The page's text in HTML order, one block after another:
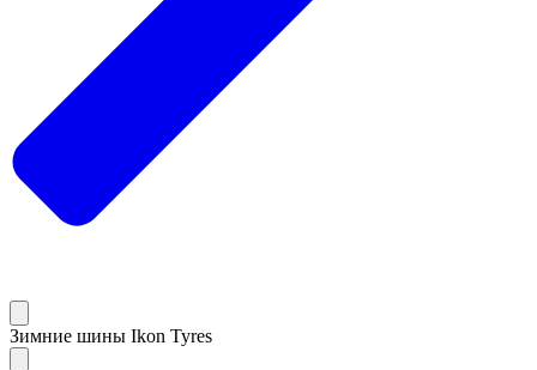
Зимние шины Ikon Tyres